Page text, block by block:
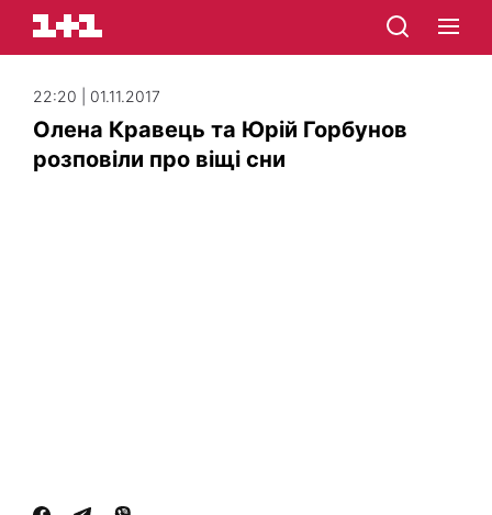
22:20 | 01.11.2017
Олена Кравець та Юрій Горбунов
розповіли про віщі сни